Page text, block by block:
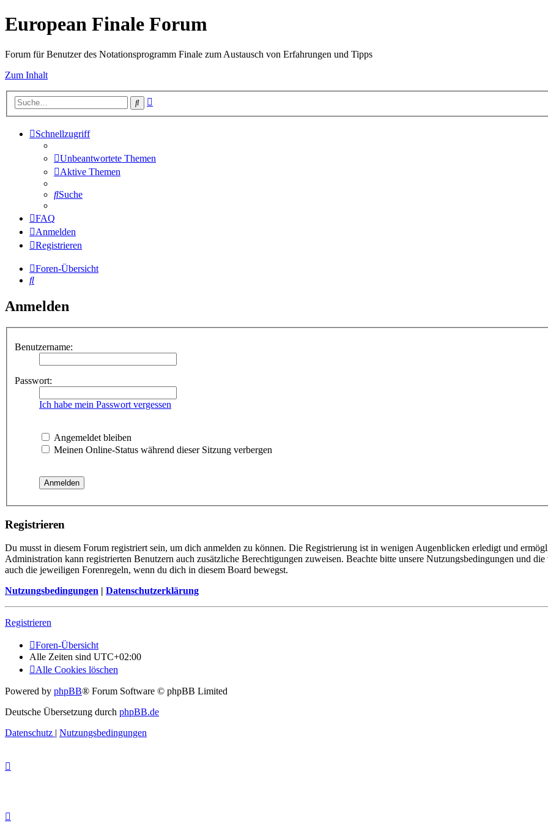
European Finale Forum
Forum für Benutzer des Notationsprogramm Finale zum Austausch von Erfahrungen und Tipps
Zum Inhalt
Suche
Schnellzugriff
Unbeantwortete Themen
Aktive Themen
Suche
FAQ
Anmelden
Registrieren
Foren-Übersicht
Suche
Anmelden
Benutzername:
Passwort:
Ich habe mein Passwort vergessen
Angemeldet bleiben
Meinen Online-Status während dieser Sitzung verbergen
Registrieren
Du musst in diesem Forum registriert sein, um dich anmelden zu können. Die Registrierung ist in wenigen Augenblicken erledigt und
Administration kann registrierten Benutzern auch zusätzliche Berechtigungen zuweisen. Beachte bitte unsere Nutzungsbedingungen und
auch die jeweiligen Forenregeln, wenn du dich in diesem Board bewegst.
Nutzungsbedingungen | Datenschutzerklärung
Registrieren
Foren-Übersicht
Alle Zeiten sind UTC+02:00
Alle Cookies löschen
Powered by phpBB® Forum Software © phpBB Limited
Deutsche Übersetzung durch phpBB.de
Datenschutz | Nutzungsbedingungen